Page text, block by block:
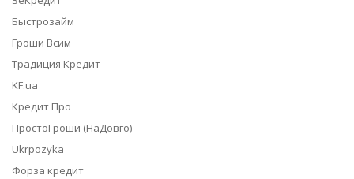
Быстрозайм
Гроши Всим
Традиция Кредит
KF.ua
Кредит Про
ПростоГроши (НаДовго)
Ukrpozyka
Форза кредит